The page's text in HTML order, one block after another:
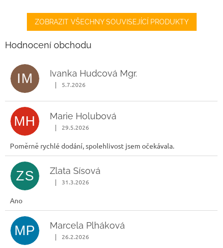
ZOBRAZIT VŠECHNY SOUVISEJÍCÍ PRODUKTY
Hodnocení obchodu
IM Ivanka Hudcová Mgr.
Hodnocení obchodu je 5 z 5 hvězdiček.
| 5.7.2026
MH Marie Holubová
Hodnocení obchodu je 5 z 5 hvězdiček.
| 29.5.2026
Poměrně rychlé dodání, spolehlivost jsem očekávala.
ZS Zlata Sísová
Hodnocení obchodu je 5 z 5 hvězdiček.
| 31.3.2026
Ano
MP Marcela Plháková
Hodnocení obchodu je 5 z 5 hvězdiček.
| 26.2.2026